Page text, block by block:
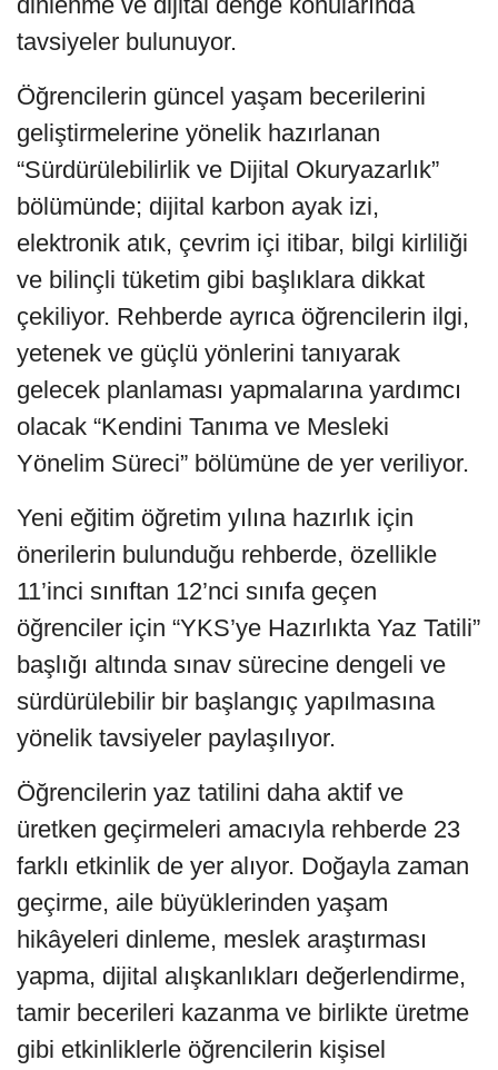
tavsiyeler bulunuyor.
Öğrencilerin güncel yaşam becerilerini
geliştirmelerine yönelik hazırlanan
“Sürdürülebilirlik ve Dijital Okuryazarlık”
bölümünde; dijital karbon ayak izi,
elektronik atık, çevrim içi itibar, bilgi kirliliği
ve bilinçli tüketim gibi başlıklara dikkat
çekiliyor. Rehberde ayrıca öğrencilerin ilgi,
yetenek ve güçlü yönlerini tanıyarak
gelecek planlaması yapmalarına yardımcı
olacak “Kendini Tanıma ve Mesleki
Yönelim Süreci” bölümüne de yer veriliyor.
Yeni eğitim öğretim yılına hazırlık için
önerilerin bulunduğu rehberde, özellikle
11’inci sınıftan 12’nci sınıfa geçen
öğrenciler için “YKS’ye Hazırlıkta Yaz Tatili”
başlığı altında sınav sürecine dengeli ve
sürdürülebilir bir başlangıç yapılmasına
yönelik tavsiyeler paylaşılıyor.
Öğrencilerin yaz tatilini daha aktif ve
üretken geçirmeleri amacıyla rehberde 23
farklı etkinlik de yer alıyor. Doğayla zaman
geçirme, aile büyüklerinden yaşam
hikâyeleri dinleme, meslek araştırması
yapma, dijital alışkanlıkları değerlendirme,
tamir becerileri kazanma ve birlikte üretme
gibi etkinliklerle öğrencilerin kişisel